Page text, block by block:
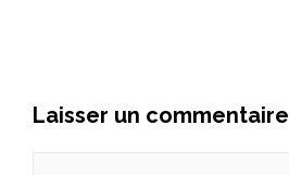
Laisser un commentaire